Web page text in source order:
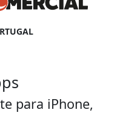
para iPhone,